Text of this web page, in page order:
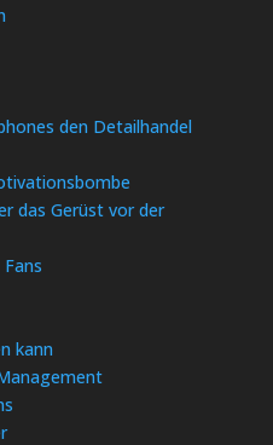
den Detailhandel
das Gerüst vor der
kann